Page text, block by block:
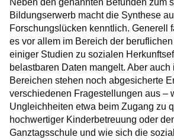
Bildungserwerb macht die Synthese
Forschungslücken kenntlich. Generell
es vor allem im Bereich der
einiger Studien zu sozialen
belastbaren Daten mangelt. Aber auch
Bereichen stehen noch abgesicherte
verschiedenen Fragestellungen aus –
Ungleichheiten etwa beim Zugang zu
hochwertiger Kinderbetreuung oder
Ganztagsschule und wie sich die